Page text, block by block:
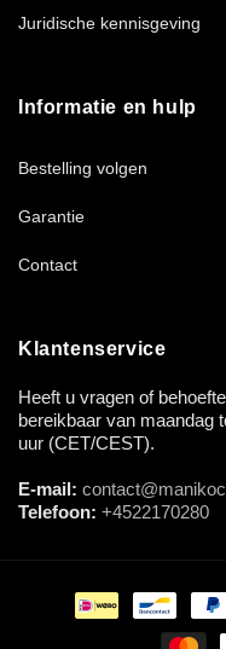
Juridische kennisgeving
Informatie en hulp
Bestelling volgen
Garantie
Contact
Klantenservice
Heeft u vragen of
bereikbaar van maandag
uur (CET/CEST).
E-mail:
Telefoon: +4522170280
Betaalmethoden